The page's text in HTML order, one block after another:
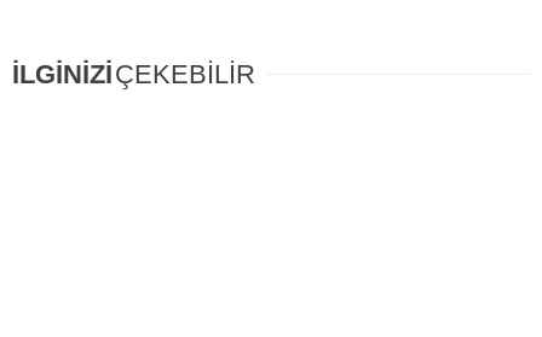
İLGİNİZİÇEKEBİLİR